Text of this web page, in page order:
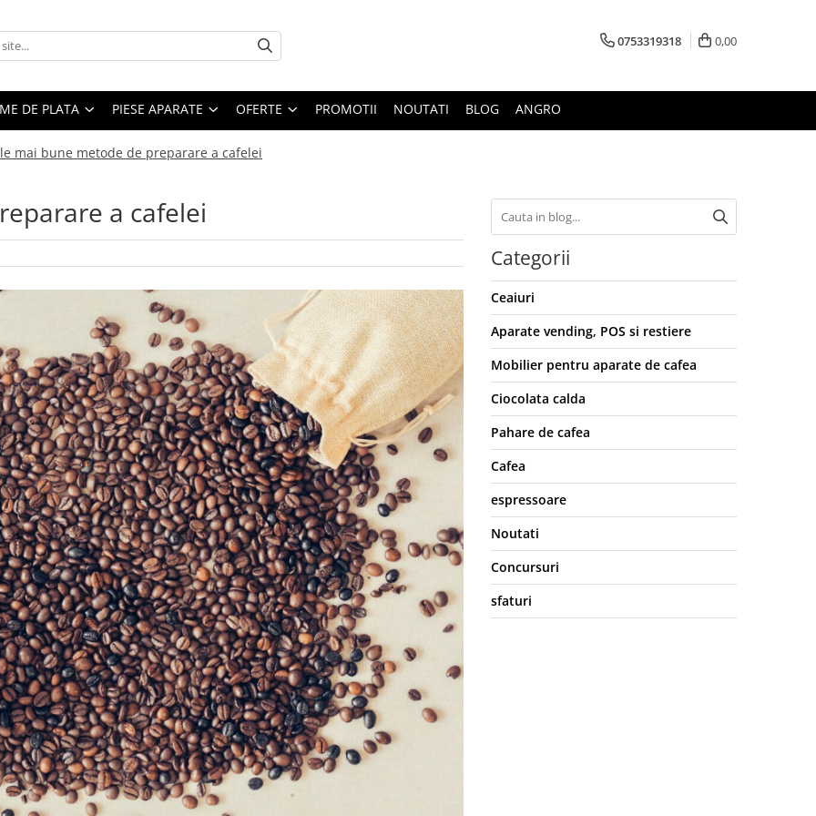
0753319318 0,00
DE PLATA PIESE APARATE OFERTE PROMOTII NOUTATI BLOG ANGRO
mai bune metode de preparare a cafelei
a cafelei
Categorii
Ceaiuri
Aparate vending, POS si restiere
Mobilier pentru aparate de cafea
Ciocolata calda
Pahare de cafea
Cafea
espressoare
Noutati
Concursuri
sfaturi